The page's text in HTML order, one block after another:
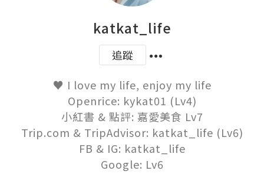
katkat_life
追蹤
♥ I love my life, enjoy my life
Openrice: kykat01 (Lv4)
小紅書 & 點評: 嘉愛美食 Lv7
Trip.com & TripAdvisor: katkat_life (Lv6)
FB & IG: katkat_life
Google: Lv6